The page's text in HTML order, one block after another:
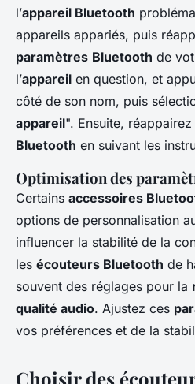
l’appareil Bluetooth
appareils appariés, puis
paramètres Bluetooth de
l’appareil en question, et
côté de son nom, puis
appareil". Ensuite,
Bluetooth en suivant les
Optimisation des
Certains accessoires
options de personnalisation
influencer la stabilité de la
les écouteurs Bluetooth de
souvent des réglages pour la
qualité audio. Ajustez ces
vos préférences et de la
Choisir des